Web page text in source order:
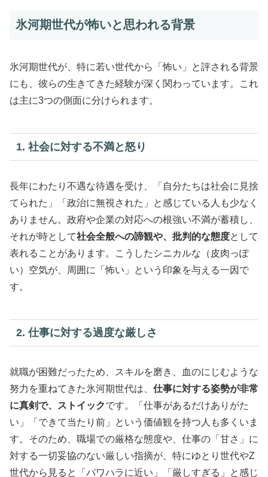
氷河期世代が怖いと思われる背景
氷河期世代が、特に若い世代から「怖い」と評される背景
にも、彼らの生きてきた経験が深く関わっています。これ
は主に3つの側面に分けられます。
1. 社会に対する不満と怒り
長年にわたり不遇な待遇を受け、「自分たちは社会に見捨
てられた」「政治に無視された」と感じている人も少なく
ありません。政府や企業の対応への根強い不満が蓄積し、
それが時として社会全般への諦観や、批判的な態度として
表れることがあります。こうしたシニカルな（皮肉っぽ
い）空気が、周囲に「怖い」という印象を与える一因で
す。
2. 仕事に対する過度な厳しさ
就職が困難だったため、スキルを磨き、血のにじむような
努力を重ねてきた氷河期世代は、 仕事に対する姿勢が非常
に真剣で、ストイックです。「仕事があるだけありがた
い」「できて当たり前」という価値観を持つ人も多くいま
す。そのため、職場での厳格な態度や、仕事の「甘さ」に
対する一切妥協のない厳しい指摘が、特にゆとり世代やZ
世代から見ると「パワハラに近い」「厳しすぎる」と感じ